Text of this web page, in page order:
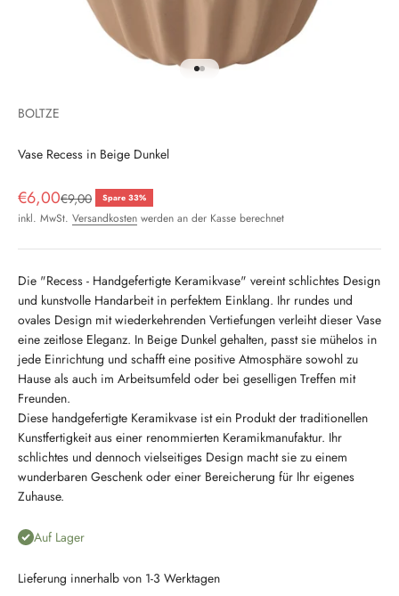
BOLTZE
Vase Recess in Beige Dunkel
Angebot
€6,00Regulärer Preis
€9,00 Spare 33%
inkl. MwSt. Versandkosten werden an der Kasse berechnet
Die "Recess - Handgefertigte Keramikvase" vereint schlichtes Design
und kunstvolle Handarbeit in perfektem Einklang. Ihr rundes und
ovales Design mit wiederkehrenden Vertiefungen verleiht dieser Vase
eine zeitlose Eleganz. In Beige Dunkel gehalten, passt sie mühelos in
jede Einrichtung und schafft eine positive Atmosphäre sowohl zu
Hause als auch im Arbeitsumfeld oder bei geselligen Treffen mit
Freunden.
Diese handgefertigte Keramikvase ist ein Produkt der traditionellen
Kunstfertigkeit aus einer renommierten Keramikmanufaktur. Ihr
schlichtes und dennoch vielseitiges Design macht sie zu einem
wunderbaren Geschenk oder einer Bereicherung für Ihr eigenes
Zuhause.
Auf Lager
Lieferung innerhalb von 1-3 Werktagen